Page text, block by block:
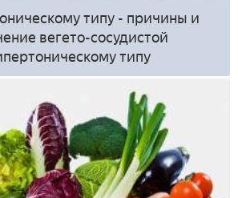
типу - причины и
вегето-сосудистой
типу